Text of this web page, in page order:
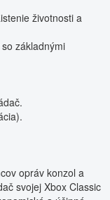
životnosti a
základnými
opráv konzol a
svojej Xbox Classic